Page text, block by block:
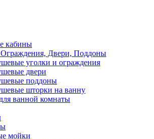
кабины
Двери, Поддоны
уголки и ограждения
двери
поддоны
шторки на ванну
ванной комнаты
мойки